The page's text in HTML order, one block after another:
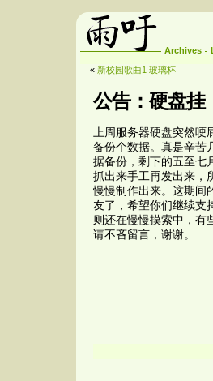
Archives
« 新校园歌曲1 玻璃杯
公告：硬盘挂
上周服务器硬盘突然
备份个数据。真是辛苦
据备份，剩下的五至七
抓出来手工再发出来，
慢慢制作出来。这期间
友了，希望你们继续支
则还在慢慢摸索中，有
请不吝留言，谢谢。